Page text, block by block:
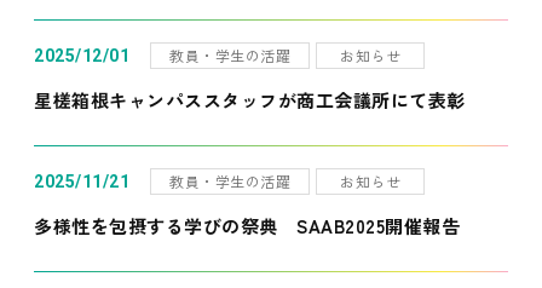
2025/12/01 教員・学生の活躍 お知らせ
星槎箱根キャンパススタッフが商工会議所にて表彰
2025/11/21 教員・学生の活躍 お知らせ
多様性を包摂する学びの祭典 SAAB2025開催報告